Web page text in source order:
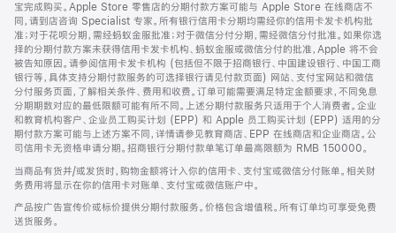
宝完成购买。Apple Store 零售店的分期付款方案可能与 Apple Store 在线商店不
同，请到店咨询 Specialist 专家。所有银行信用卡分期均需经你的信用卡发卡机构批
准；对于花呗分期，需经蚂蚁金服批准；对于微信分付分期，需经微信分付批准。如果你选
择的分期付款方案未获得信用卡发卡机构、蚂蚁金服或微信分付的批准，Apple 将不会
被告知原因。请参阅信用卡发卡机构 (包括但不限于招商银行、中国建设银行、中国工商
银行等，具体支持分期付款服务的可选择银行请见付款页面) 网站、支付宝网站和微信
分付服务页面，了解相关条件、费用和收费。订单可能需要满足特定金额要求，不同免息
分期期数对应的最低限额可能有所不同。上述分期付款服务只适用于个人消费者。企业
和教育机构客户、企业员工购买计划 (EPP) 和 Apple 员工购买计划 (EPP) 适用的分
期付款方案可能与上述方案不同，详情请参见教育商店、EPP 在线商店和企业商店。公
司信用卡无资格申请分期。招商银行分期付款单笔订单最高限额为 RMB 150000。
当商品有货并/或发货时，购物金额将计入你的信用卡、支付宝或微信分付账单。相关财
务费用将显示在你的信用卡对账单、支付宝或微信账户中。
产品按广告宣传价或标价提供分期付款服务。价格包含增值税。所有订单均可享受免费
送货服务。